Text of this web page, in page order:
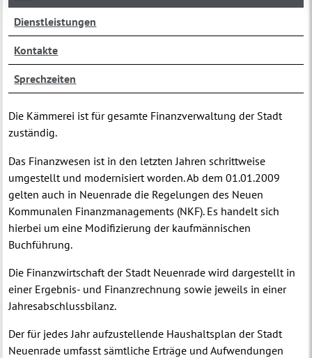
Dienstleistungen
Kontakte
Sprechzeiten
Die Kämmerei ist für gesamte Finanzverwaltung der Stadt
zuständig.
Das Finanzwesen ist in den letzten Jahren schrittweise
umgestellt und modernisiert worden. Ab dem 01.01.2009
gelten auch in Neuenrade die Regelungen des Neuen
Kommunalen Finanzmanagements (NKF). Es handelt sich
hierbei um eine Modifizierung der kaufmännischen
Buchführung.
Die Finanzwirtschaft der Stadt Neuenrade wird dargestellt in
einer Ergebnis- und Finanzrechnung sowie jeweils in einer
Jahresabschlussbilanz.
Der für jedes Jahr aufzustellende Haushaltsplan der Stadt
Neuenrade umfasst sämtliche Erträge und Aufwendungen